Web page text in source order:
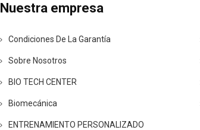
Nuestra empresa
Condiciones De La Garantía
Sobre Nosotros
BIO TECH CENTER
Biomecánica
ENTRENAMIENTO PERSONALIZADO